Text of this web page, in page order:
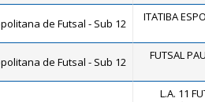
de Futsal - Sub 12 ITATIBA
de Futsal - Sub 12 FUTSAL
L.A. 11